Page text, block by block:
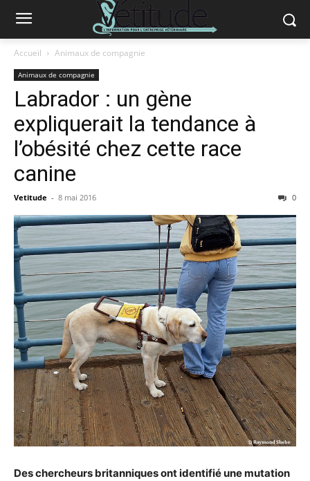
Accueil Animaux de compagnie
Animaux de compagnie
Labrador : un gène
expliquerait la tendance à
l’obésité chez cette race
canine
Vetitude - 8 mai 2016 0
Des chercheurs britanniques ont identifié une mutation